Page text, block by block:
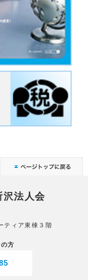
沢法人会
ティア東棟３階
方